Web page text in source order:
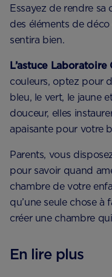
Essayez de rendre sa
des éléments de
sentira bien.
L’astuce Laboratoire
couleurs, optez pour
bleu, le vert, le jaune
douceur, elles
apaisante pour votre
Parents, vous
pour savoir quand
chambre de votre
qu’une seule chose
créer une chambre
En lire plus